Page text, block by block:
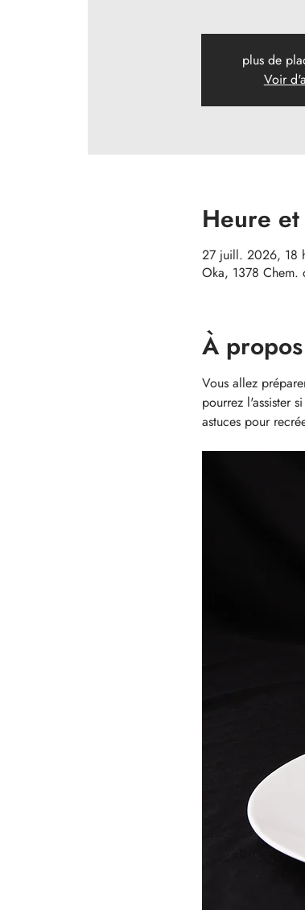
plus de
Voir
Heure
27 juill. 2026, 18
Oka, 1378
À
Vous allez
pourrez l'assister
astuces pour